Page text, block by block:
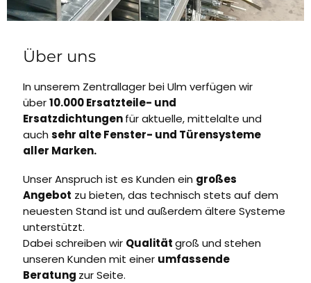
Über uns
In unserem Zentrallager bei Ulm verfügen wir
über10.000 Ersatzteile- und
Ersatzdichtungenfür aktuelle, mittelalte und
auch sehr alte Fenster- und Türensysteme
aller Marken.
Unser Anspruch ist es Kunden ein großes
Angebot zu bieten, das technisch stets auf dem
neuesten Stand ist und außerdem ältere Systeme
unterstützt.
Dabei schreiben wir Qualitätgroß und stehen
unseren Kunden mit einer umfassende
Beratung zur Seite.